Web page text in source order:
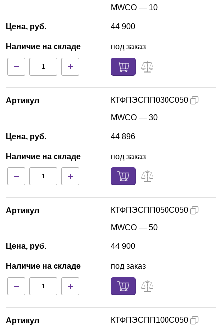
Цена, руб.
Наличие на складе
MWCO — 10
44 900
под заказ
Артикул
Цена, руб.
Наличие на складе
КТФПЭСПП030С050
MWCO — 30
44 896
под заказ
Артикул
Цена, руб.
Наличие на складе
КТФПЭСПП050С050
MWCO — 50
44 900
под заказ
Артикул КТФПЭСПП100С050